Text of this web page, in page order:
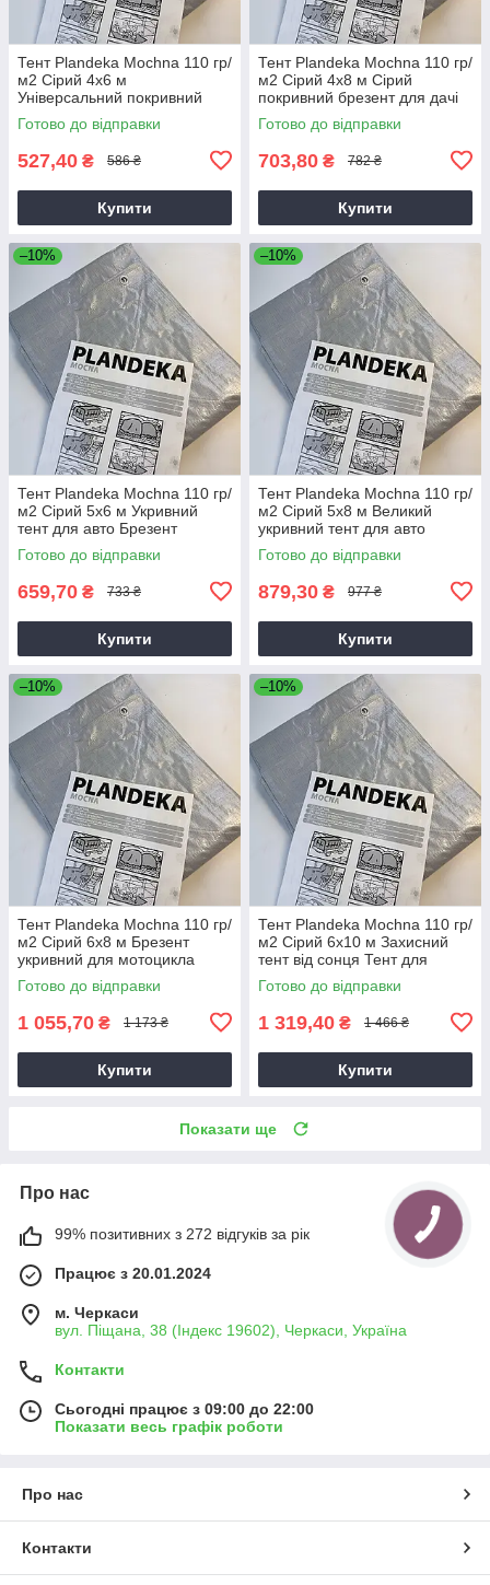
Тент Plandeka Мосhnа 110 гр/
м2 Сірий 4х6 м
Універсальний покривний
тент для будівництва
Готово до відправки
527,40 ₴ 586 ₴
Купити
Тент Plandeka Мосhnа 110 гр/
м2 Сірий 4х8 м Сірий
покривний брезент для дачі
Готово до відправки
703,80 ₴ 782 ₴
Купити
–10%
Тент Plandeka Мосhnа 110 гр/
м2 Сірий 5х6 м Укривний
тент для авто Брезент
універсальний
Готово до відправки
659,70 ₴ 733 ₴
Купити
–10%
Тент Plandeka Мосhnа 110 гр/
м2 Сірий 5х8 м Великий
укривний тент для авто
Готово до відправки
879,30 ₴ 977 ₴
Купити
–10%
Тент Plandeka Мосhnа 110 гр/
м2 Сірий 6х8 м Брезент
укривний для мотоцикла
Готово до відправки
1 055,70 ₴ 1 173 ₴
Купити
–10%
Тент Plandeka Мосhnа 110 гр/
м2 Сірий 6х10 м Захисний
тент від сонця Тент для
навісів
Готово до відправки
1 319,40 ₴ 1 466 ₴
Купити
Показати ще
Про нас
99% позитивних з 272 відгуків за рік
Працює з 20.01.2024
м. Черкаси
вул. Піщана, 38 (Індекс 19602), Черкаси, Україна
Контакти
Сьогодні працює з 09:00 до 22:00
Показати весь графік роботи
Про нас
Контакти